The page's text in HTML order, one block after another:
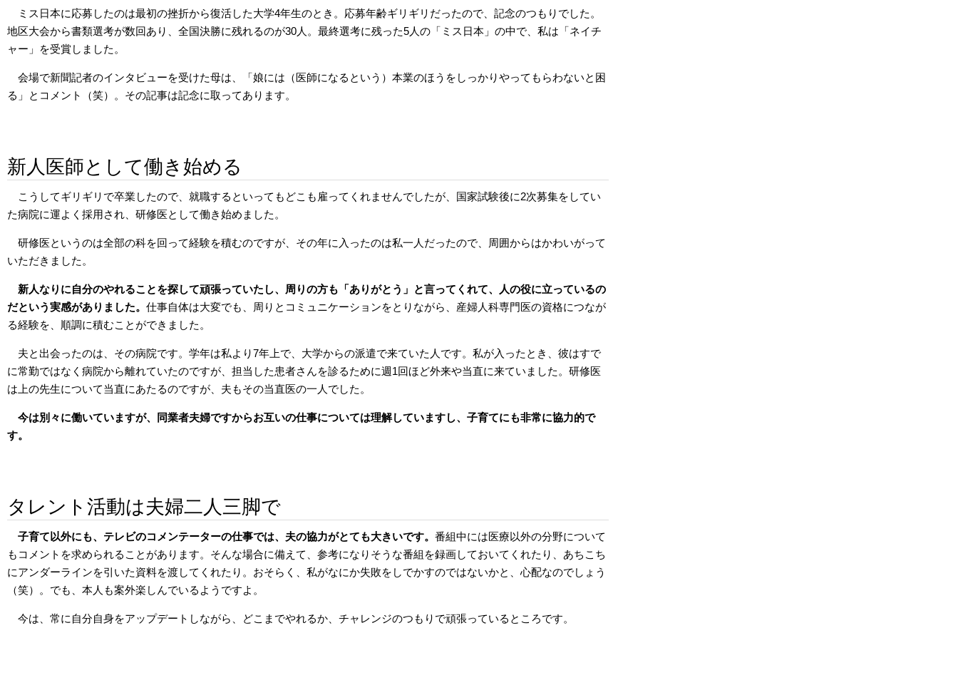
ミス日本に応募したのは最初の挫折から復活した大学4年生のとき。応募年齢ギリギリだったので、記念のつもりでした。
地区大会から書類選考が数回あり、全国決勝に残れるのが30人。最終選考に残った5人の「ミス日本」の中で、私は「ネイチ
ャー」を受賞しました。
会場で新聞記者のインタビューを受けた母は、「娘には（医師になるという）本業のほうをしっかりやってもらわないと困
る」とコメント（笑）。その記事は記念に取ってあります。
新人医師として働き始める
こうしてギリギリで卒業したので、就職するといってもどこも雇ってくれませんでしたが、国家試験後に2次募集をしてい
た病院に運よく採用され、研修医として働き始めました。
研修医というのは全部の科を回って経験を積むのですが、その年に入ったのは私一人だったので、周囲からはかわいがって
いただきました。
新人なりに自分のやれることを探して頑張っていたし、周りの方も「ありがとう」と言ってくれて、人の役に立っているの
だという実感がありました。 仕事自体は大変でも、周りとコミュニケーションをとりながら、産婦人科専門医の資格につなが
る経験を、順調に積むことができました。
夫と出会ったのは、その病院です。学年は私より7年上で、大学からの派遣で来ていた人です。私が入ったとき、彼はすで
に常勤ではなく病院から離れていたのですが、担当した患者さんを診るために週1回ほど外来や当直に来ていました。研修医
は上の先生について当直にあたるのですが、夫もその当直医の一人でした。
今は別々に働いていますが、同業者夫婦ですからお互いの仕事については理解していますし、子育てにも非常に協力的で
す。
タレント活動は夫婦二人三脚で
子育て以外にも、テレビのコメンテーターの仕事では、夫の協力がとても大きいです。 番組中には医療以外の分野について
もコメントを求められることがあります。そんな場合に備えて、参考になりそうな番組を録画しておいてくれたり、あちこち
にアンダーラインを引いた資料を渡してくれたり。おそらく、私がなにか失敗をしでかすのではないかと、心配なのでしょう
（笑）。でも、本人も案外楽しんでいるようですよ。
今は、常に自分自身をアップデートしながら、どこまでやれるか、チャレンジのつもりで頑張っているところです。